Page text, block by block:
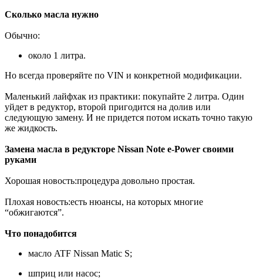
Сколько масла нужно
Обычно:
около 1 литра.
Но всегда проверяйте по VIN и конкретной модификации.
Маленький лайфхак из практики: покупайте 2 литра. Один
уйдет в редуктор, второй пригодится на долив или
следующую замену. И не придется потом искать точно такую
же жидкость.
Замена масла в редукторе Nissan Note e-Power своими
руками
Хорошая новость:процедура довольно простая.
Плохая новость:есть нюансы, на которых многие
“обжигаются”.
Что понадобится
масло ATF Nissan Matic S;
шприц или насос;